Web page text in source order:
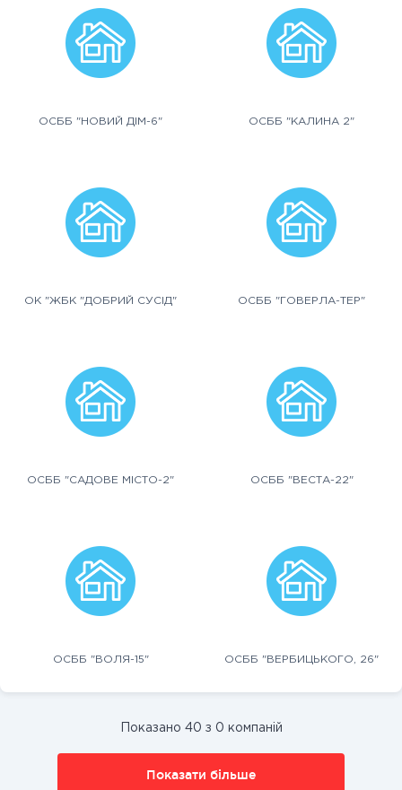
ОСББ "НОВИЙ ДІМ-6" ОСББ "КАЛИНА 2"
ОК "ЖБК "ДОБРИЙ СУСІД" ОСББ "ГОВЕРЛА-ТЕР"
ОСББ "САДОВЕ МІСТО-2" ОСББ "ВЕСТА-22"
ОСББ "ВОЛЯ-15" ОСББ "ВЕРБИЦЬКОГО, 26"
Показано 40 з 0 компаній
Показати більше